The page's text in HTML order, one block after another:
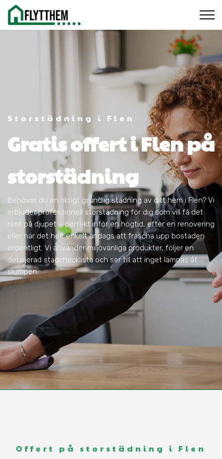
Storstädning i Flen
Gratis offert i Flen på
storstädning
Behöver du en riktigt grundlig städning av ditt hem i Flen? Vi
erbjuder professionell storstädning för dig som vill få det
rent på djupet – perfekt inför en högtid, efter en renovering
eller när det helt enkelt är dags att fräscha upp bostaden
ordentligt. Vi använder miljövänliga produkter, följer en
detaljerad städchecklista och ser till att inget lämnas åt
slumpen.
Offert på storstädning i Flen